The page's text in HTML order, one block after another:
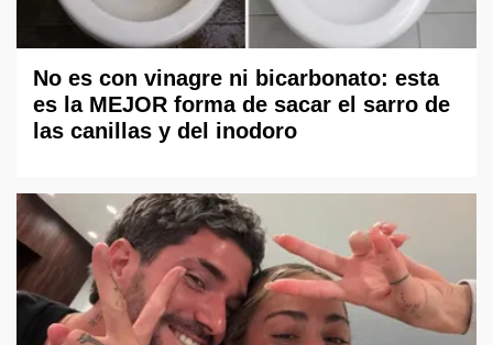
No es con vinagre ni bicarbonato: esta
es la MEJOR forma de sacar el sarro de
las canillas y del inodoro